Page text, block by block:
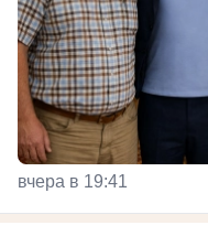
вчера в 19:41